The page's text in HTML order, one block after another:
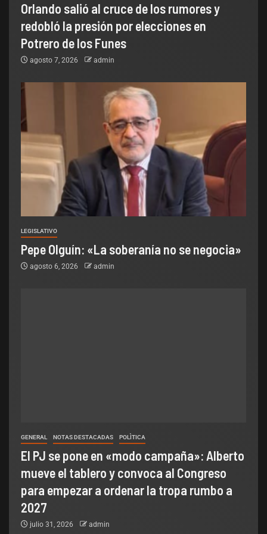
Orlando salió al cruce de los rumores y
redobló la presión por elecciones en
Potrero de los Funes
agosto 7, 2026 admin
LEGISLATIVO
Pepe Olguín: «La soberanía no se negocia»
agosto 6, 2026 admin
GENERAL NOTAS DESTACADAS POLÌTICA
El PJ se pone en «modo campaña»: Alberto
mueve el tablero y convoca al Congreso
para empezar a ordenar la tropa rumbo a
2027
julio 31, 2026 admin